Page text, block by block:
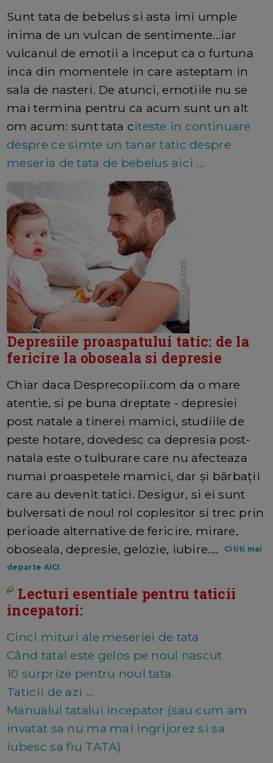
Sunt tata de bebelus si asta imi umple
inima de un vulcan de sentimente...iar
vulcanul de emotii a inceput ca o furtuna
inca din momentele in care asteptam in
sala de nasteri. De atunci, emotiile nu se
mai termina pentru ca acum sunt un alt
om acum: sunt tata citeste in continuare
despre ce simte un tanar tatic despre
meseria de tata de bebelus aici ...
Depresiile proaspatului tatic: de la
fericire la oboseala si depresie
Chiar daca Desprecopii.com da o mare
atentie, si pe buna dreptate - depresiei
post natale a tinerei mamici, studiile de
peste hotare, dovedesc ca depresia post-
natala este o tulburare care nu afecteaza
numai proaspetele mamici, dar şi bărbaţii
care au devenit tatici. Desigur, si ei sunt
bulversati de noul rol coplesitor si trec prin
perioade alternative de fericire, mirare,
oboseala, depresie, gelozie, iubire....
Cititi mai
departe AICI
Lecturi esentiale pentru taticii
incepatori:
Cinci mituri ale meseriei de tata
Când tatal este gelos pe noul nascut
10 surprize pentru noul tata
Taticii de azi ...
Manualul tatalui incepator (sau cum am
invatat sa nu ma mai ingrijorez si sa
iubesc sa fiu TATA)